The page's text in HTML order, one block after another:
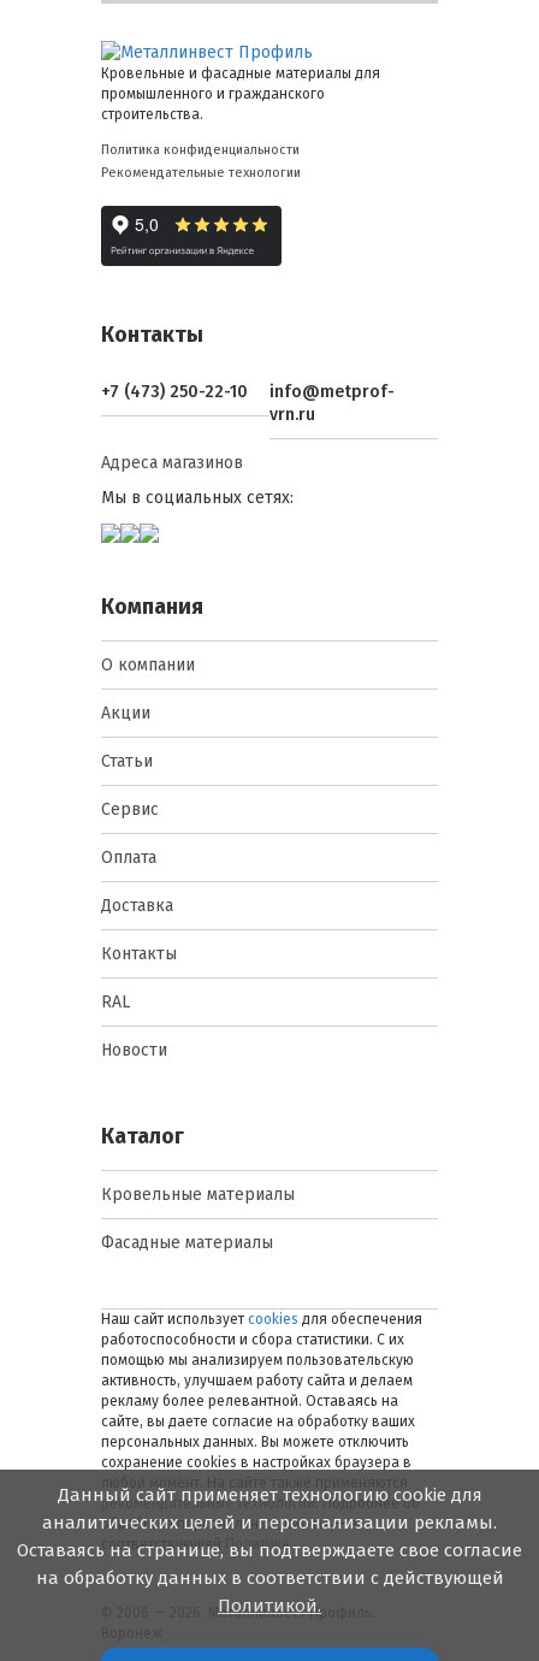
Кровельные и фасадные материалы для
промышленного и гражданского
строительства.
Политика конфиденциальности
Рекомендательные технологии
Контакты
+7 (473) 250-22-10
info@metprof-
vrn.ru
Адреса магазинов
Мы в социальных сетях:
Компания
О компании
Акции
Статьи
Сервис
Оплата
Доставка
Контакты
RAL
Новости
Каталог
Кровельные материалы
Фасадные материалы
Наш сайт использует cookies для обеспечения
работоспособности и сбора статистики. С их
помощью мы анализируем пользовательскую
активность, улучшаем работу сайта и делаем
рекламу более релевантной. Оставаясь на
сайте, вы даете согласие на обработку ваших
персональных данных. Вы можете отключить
сохранение cookies в настройках браузера в
рекомендательные технологии. Подробнее об
обработке персональных данных — в
соответствующей
Политике.
© 2006 — 2026. Металлинвест Профиль.
Данный сайт применяет технологию cookie для
аналитических целей и персонализации рекламы.
Оставаясь на странице, вы подтверждаете свое согласие
на обработку данных в соответствии с действующей
Политикой.